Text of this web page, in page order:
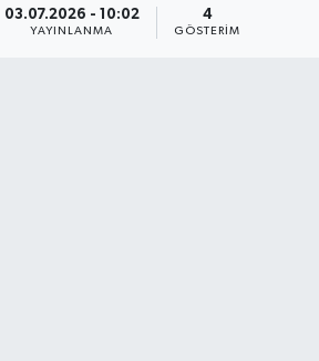
03.07.2026 - 10:02
YAYINLANMA
4
GÖSTERIM